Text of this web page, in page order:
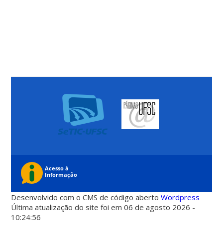
Desenvolvido com o CMS de código abertoWordpress
Última atualização do site foi em 06 de agosto 2026 -
10:24:56